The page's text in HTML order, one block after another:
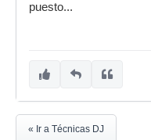
puesto...
« Ir a Técnicas DJ